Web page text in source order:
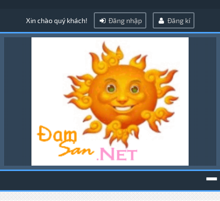
Xin chào quý khách! Đăng nhập Đăng kí